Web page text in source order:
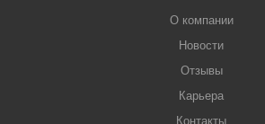
О компании
Новости
Отзывы
Карьера
Контакты